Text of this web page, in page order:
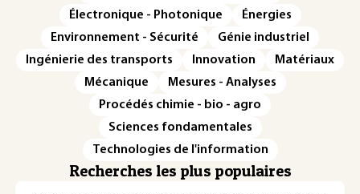
Électronique - Photonique
Énergies
Environnement - Sécurité
Génie industriel
Ingénierie des transports
Innovation
Matériaux
Mécanique
Mesures - Analyses
Procédés chimie - bio - agro
Sciences fondamentales
Technologies de l'information
Recherches les plus populaires